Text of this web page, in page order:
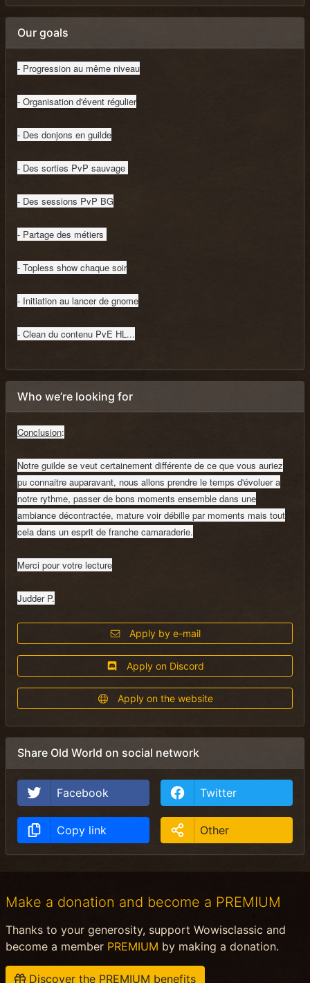
Our goals
- Progression au même niveau
- Organisation d'évent régulier
- Des donjons en guilde
- Des sorties PvP sauvage
- Des sessions PvP BG
- Partage des métiers
- Topless show chaque soir
- Initiation au lancer de gnome
- Clean du contenu PvE HL...
Who we’re looking for
Conclusion:
Notre guilde se veut certainement différente de ce que vous auriez
pu connaitre auparavant, nous allons prendre le temps d'évoluer a
notre rythme, passer de bons moments ensemble dans une
ambiance décontractée, mature voir débille par moments mais tout
cela dans un esprit de franche camaraderie.
Merci pour votre lecture
Judder P.
Apply by e-mail
Apply on Discord
Apply on the website
Share Old World on social network
Facebook Twitter
Copy link Other
Make a donation and become a PREMIUM
Thanks to your generosity, support Wowisclassic and
become a member PREMIUM by making a donation.
Discover the PREMIUM benefits